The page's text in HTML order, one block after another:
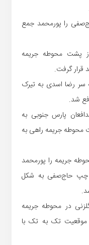
حاج‌صفی را پورمحمد جمع
از پشت محوطه جریمه
قرار گرفت.
سر رضا اسدی به تیرک
شد.
مدافعان پارس جنوبی به
جریمه راهی به
جریمه را پورمحمد
چپ حاج‌صفی به شکل
گلزنی در محوطه جریمه
موقعیت تک به تک با